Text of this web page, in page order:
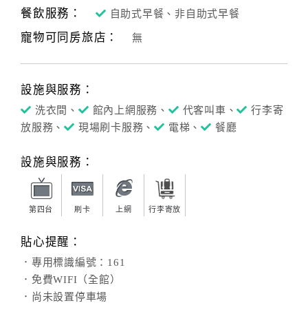
餐飲服務： 自助式早餐、非自助式早餐
寵物可同房旅店： 無
設施與服務：
洗衣間、 館內上網服務、 代客叫車、
行李寄
放服務、
現場刷卡服務、 電梯、 餐廳
設施與服務：
第四台 刷卡 上網 行李寄放
貼心提醒：
．專用標識編號：161
．免費WIFI（全館）
．尚未設置停車場